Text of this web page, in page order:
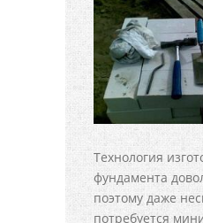
Технология
фундамента
поэтому даже
потребуется